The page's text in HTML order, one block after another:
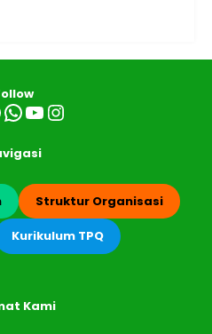
WhatsApp
YouTube
Instagram
Struktur Organisasi
Kurikulum TPQ
Kami